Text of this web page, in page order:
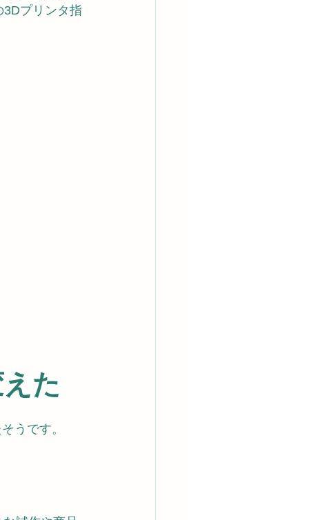
プリンタ指
た
うです。